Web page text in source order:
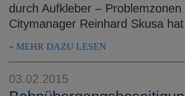
durch Aufkleber – Problemzonen
Citymanager Reinhard Skusa
MEHR DAZU LESEN
03.02.2015